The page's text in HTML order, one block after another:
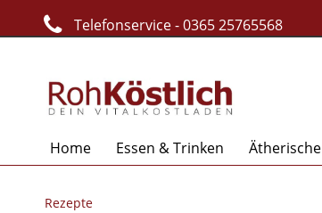
Telefonservice - 0365 25765568
Home Essen & Trinken
Rezepte